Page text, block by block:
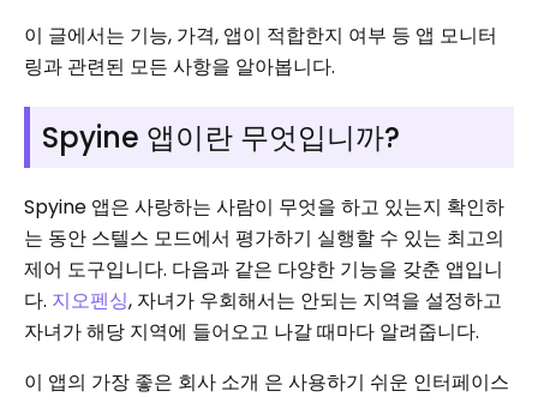
이 글에서는 기능, 가격, 앱이 적합한지 여부 등 앱 모니터
링과 관련된 모든 사항을 알아봅니다.
Spyine 앱이란 무엇입니까?
Spyine 앱은 사랑하는 사람이 무엇을 하고 있는지 확인하
는 동안 스텔스 모드에서 평가하기 실행할 수 있는 최고의
제어 도구입니다. 다음과 같은 다양한 기능을 갖춘 앱입니
다. 지오펜싱, 자녀가 우회해서는 안되는 지역을 설정하고
자녀가 해당 지역에 들어오고 나갈 때마다 알려줍니다.
이 앱의 가장 좋은 회사 소개 은 사용하기 쉬운 인터페이스